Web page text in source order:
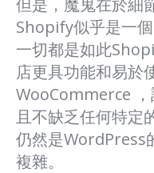
但是，魔鬼在於細
Shopify似乎是一個
一切都是如此
店更具功能和易於
WooCommerce
且不缺乏任何特定
仍然是WordPress
複雜。